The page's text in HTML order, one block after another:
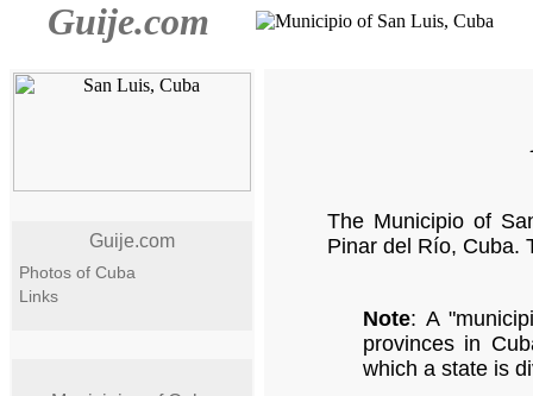
Guije.com
Guije.com
Photos of Cuba
Links
The Municipio of
Pinar del Río, Cuba.
Note: A
provinces in
which a state is